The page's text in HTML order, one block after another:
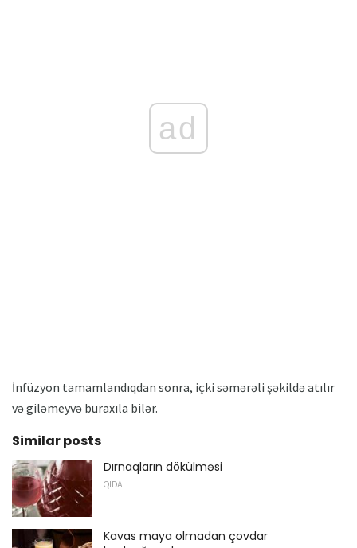
ad
İnfüzyon tamamlandıqdan sonra, içki səmərəli şəkildə atılır
və giləmeyvə buraxıla bilər.
Similar posts
Dırnaqların dökülməsi
QIDA
Kavas maya olmadan çovdar